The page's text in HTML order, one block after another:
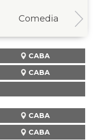
Comedia
CABA
CABA
CABA
CABA